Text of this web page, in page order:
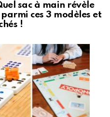
sac à main révèle
parmi ces 3 modèles et
!